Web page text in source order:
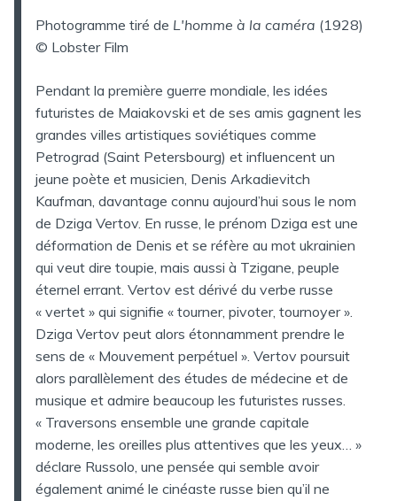
Photogramme tiré de L'homme à la caméra (1928)
© Lobster Film
Pendant la première guerre mondiale, les idées
futuristes de Maiakovski et de ses amis gagnent les
grandes villes artistiques soviétiques comme
Petrograd (Saint Petersbourg) et influencent un
jeune poète et musicien, Denis Arkadievitch
Kaufman, davantage connu aujourd’hui sous le nom
de Dziga Vertov. En russe, le prénom Dziga est une
déformation de Denis et se réfère au mot ukrainien
qui veut dire toupie, mais aussi à Tzigane, peuple
éternel errant. Vertov est dérivé du verbe russe
« vertet » qui signifie « tourner, pivoter, tournoyer ».
Dziga Vertov peut alors étonnamment prendre le
sens de « Mouvement perpétuel ». Vertov poursuit
alors parallèlement des études de médecine et de
musique et admire beaucoup les futuristes russes.
« Traversons ensemble une grande capitale
moderne, les oreilles plus attentives que les yeux… »
déclare Russolo, une pensée qui semble avoir
également animé le cinéaste russe bien qu’il ne